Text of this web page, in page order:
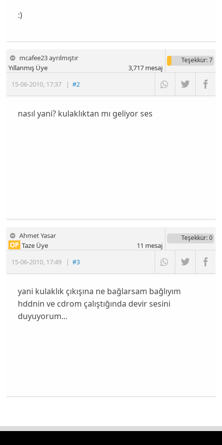
:)
mcafee23 ayrılmıştır
15-06-2010, 17:37 |#2
Yıllanmış Üye
Teşekkür: 7
3,717mesaj
nasıl yani? kulaklıktan mı geliyor ses
Ahmet Yasar
15-06-2010, 17:49 |#3
OP Taze Üye
Teşekkür: 0
11 mesaj
yani kulaklık çıkışına ne bağlarsam bağlıyım
hddnin ve cdrom çalıştığında devir sesini
duyuyorum...